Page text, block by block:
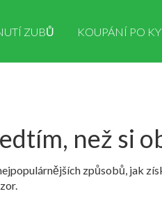
ZUBŮ KOUPÁNÍ PO
než si
způsobů, jak